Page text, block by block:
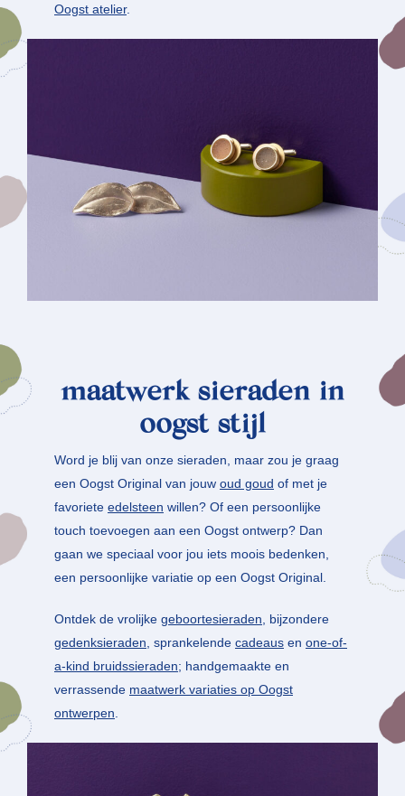
Oogst atelier.
maatwerk sieraden in
oogst stijl
Word je blij van onze sieraden, maar zou je graag
een Oogst Original van jouw oud goud of met je
favoriete edelsteen willen? Of een persoonlijke
touch toevoegen aan een Oogst ontwerp? Dan
gaan we speciaal voor jou iets moois bedenken,
een persoonlijke variatie op een Oogst Original.
Ontdek de vrolijke geboortesieraden , bijzondere
gedenksieraden , sprankelende cadeaus en one-of-
a-kind bruidssieraden; handgemaakte en
verrassende maatwerk variaties op Oogst
ontwerpen